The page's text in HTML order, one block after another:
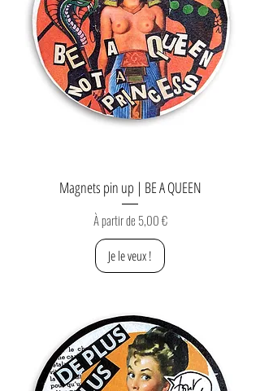
Magnets pin up | BE A QUEEN
À partir de 5,00 €
Prix promotionnel
Je le veux !